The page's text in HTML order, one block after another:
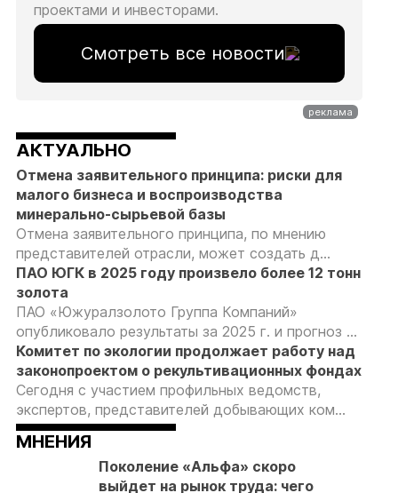
проектами и инвесторами.
Смотреть все новости
АКТУАЛЬНО
Отмена заявительного принципа: риски для
малого бизнеса и воспроизводства
минерально-сырьевой базы
Отмена заявительного принципа, по мнению
представителей отрасли, может создать д...
ПАО ЮГК в 2025 году произвело более 12 тонн
золота
ПАО «Южуралзолото Группа Компаний»
опубликовало результаты за 2025 г. и прогноз ...
Комитет по экологии продолжает работу над
законопроектом о рекультивационных фондах
Сегодня с участием профильных ведомств,
экспертов, представителей добывающих ком...
МНЕНИЯ
Поколение «Альфа» скоро
выйдет на рынок труда: чего